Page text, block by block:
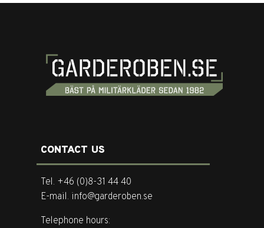
CONTACT US
Tel. +46 (0)8-31 44 40
E-mail. info@garderoben.se
Telephone hours: